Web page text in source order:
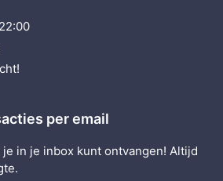
per email
in je inbox kunt ontvangen! Altijd